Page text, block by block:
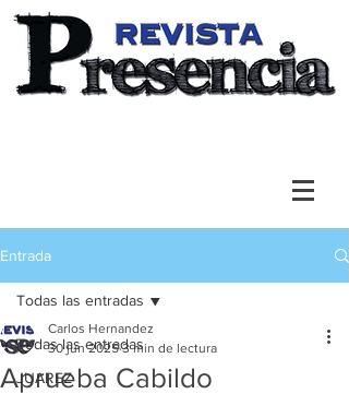
Entrada
Todas las entradas
JUAREZ
Todas las entradas
Aprueba Cabildo
Carlos Hernandez
30 jun 2025 3 min de lectura